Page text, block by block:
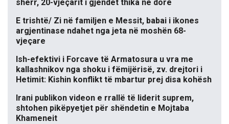
sherr, 20-vjeçarit i gjendet thika në dorë
E trishtë/ Zi në familjen e Messit, babai i ikones
argjentinase ndahet nga jeta në moshën 68-
vjeçare
Ish-efektivi i Forcave të Armatosura u vra me
kallashnikov nga shoku i fëmijërisë, zv. drejtori i
Hetimit: Kishin konflikt të mbartur prej disa kohësh
Irani publikon videon e rrallë të liderit suprem,
shtohen pikëpyetjet për shëndetin e Mojtaba
Khameneit